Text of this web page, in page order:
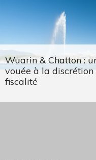
Wuarin & Chatton :
vouée à la
fiscalité